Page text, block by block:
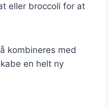
eller broccoli for at
kombineres med
en helt ny